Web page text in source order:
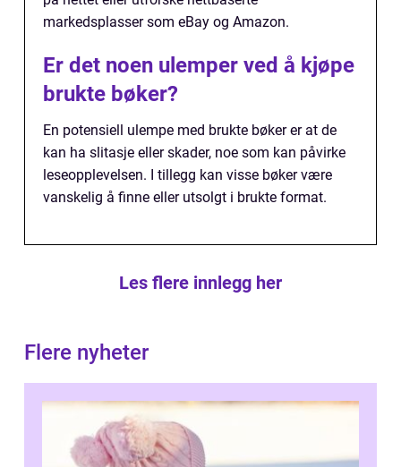
markedsplasser som eBay og Amazon.
Er det noen ulemper ved å kjøpe
brukte bøker?
En potensiell ulempe med brukte bøker er at de
kan ha slitasje eller skader, noe som kan påvirke
leseopplevelsen. I tillegg kan visse bøker være
vanskelig å finne eller utsolgt i brukte format.
Les flere innlegg her
Flere nyheter